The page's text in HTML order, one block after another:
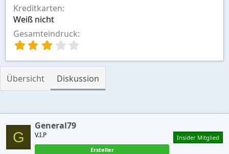
Kreditkarten
Weiß nicht
Gesamteindruck
0
0
S
t
r
e
Übersicht Diskussion
G
General79
V.I.P
Ersteller
Insider Mitglied